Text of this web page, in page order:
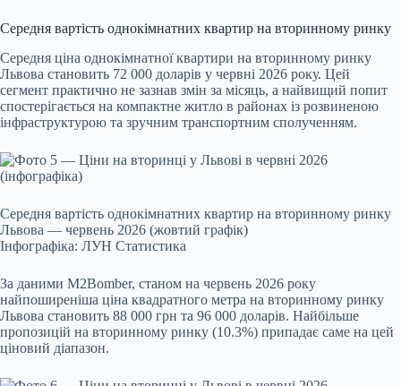
Середня вартість однокімнатних квартир на вторинному ринку
Середня ціна однокімнатної квартири на вторинному ринку
Львова становить 72 000 доларів у червні 2026 року. Цей
сегмент практично не зазнав змін за місяць, а найвищий попит
спостерігається на компактне житло в районах із розвиненою
інфраструктурою та зручним транспортним сполученням.
Середня вартість однокімнатних квартир на вторинному ринку
Львова — червень 2026 (жовтий графік)
Інфографіка: ЛУН Статистика
За даними M2Bomber, станом на червень 2026 року
найпоширеніша ціна квадратного метра на вторинному ринку
Львова становить 88 000 грн та 96 000 доларів. Найбільше
пропозицій на вторинному ринку (10.3%) припадає саме на цей
ціновий діапазон.